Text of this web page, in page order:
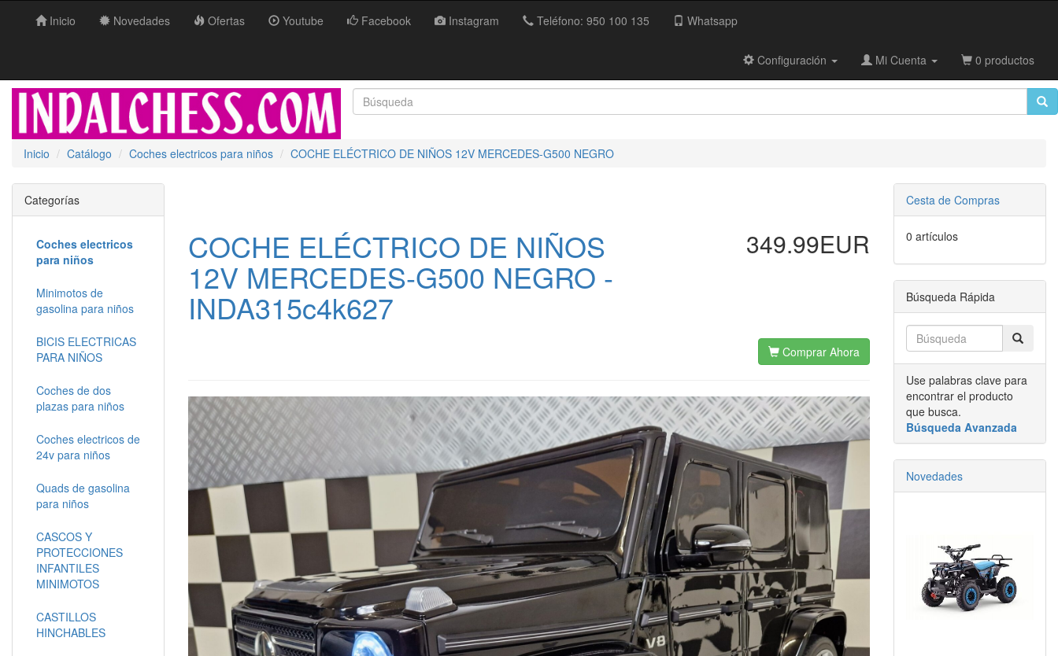
Inicio Novedades Ofertas Youtube Facebook Instagram Teléfono: 950 100 135 Whatsapp
Configuración Mi Cuenta 0 productos
Inicio Catálogo Coches electricos para niños COCHE ELÉCTRICO DE NIÑOS 12V MERCEDES-G500 NEGRO
COCHE ELÉCTRICO DE NIÑOS
12V MERCEDES-G500 NEGRO -
INDA315c4k627
349.99EUR
Comprar Ahora
Categorías
Coches electricos
para niños
Minimotos de
gasolina para niños
BICIS ELECTRICAS
PARA NIÑOS
Coches de dos
plazas para niños
Coches electricos de
24v para niños
Quads de gasolina
para niños
CASCOS Y
PROTECCIONES
INFANTILES
MINIMOTOS
CASTILLOS
HINCHABLES
Cesta de Compras
0 artículos
Búsqueda Rápida
Use palabras clave para
encontrar el producto
que busca.
Búsqueda Avanzada
Novedades